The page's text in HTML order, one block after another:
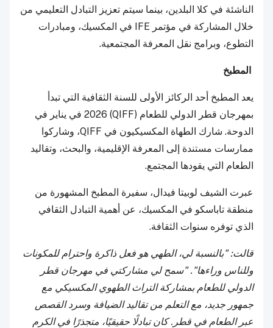
الناشئة في كلا البلدين، بينما سيتم تعزيز التبادل التعليمي من
خلال المشاركة في مؤتمر IFE في المكسيك، ومبادرات
التطوع، وبرامج نقل المعرفة المجتمعية.
المطبخ
يعد المطبخ أحد الركائز الأولى للسنة الثقافية التي تبدأ
بمهرجان قطر الدولي للطعام (QIFF) 2026 في يناير في
الدوحة. شارك الطهاة المكسيكيون في QIFF، وشاركوا
ممارسات مستندة إلى المعرفة الإقليمية، والبحث، وتقاليد
الطعام التي يقودها المجتمع.
عبرت الشيف لوبيتا فيدال، سفيرة المطبخ المشهورة من
منطقة تاباسكو في المكسيك، عن أهمية التبادل الثقافي
الذي توفره سنوات الثقافة.
قالت: "بالنسبة لي، الطهي هو فعل ذاكرة واحترام للمكونات
وللناس وراءها". "سمح لي مشاركتي في مهرجان قطر
الدولي للطعام بمشاركة التراث الطهوي المكسيكي مع
جمهور جديد، مع التعلم من تقاليد الضيافة وسرد القصص
عبر الطعام في قطر. كان تبادلًا حقيقيًا، متجذرًا في الكرم